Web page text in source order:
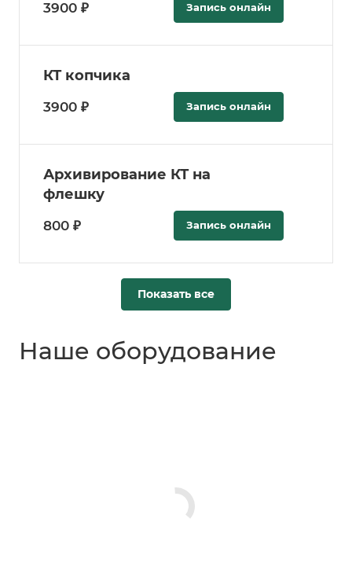
3900 ₽ Запись онлайн
КТ копчика
3900 ₽ Запись онлайн
Архивирование КТ на
флешку
800 ₽ Запись онлайн
Показать все
Наше оборудование